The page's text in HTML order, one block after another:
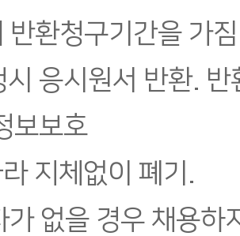
환청구기간을 가짐
응시원서 반환.
보보호
지체없이 폐기.
가 없을 경우 채용하